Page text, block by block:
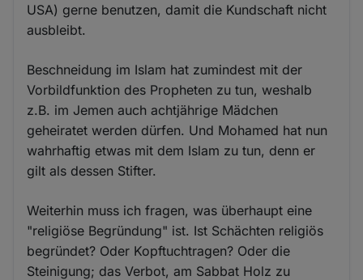
USA) gerne benutzen, damit die Kundschaft nicht
ausbleibt.
Beschneidung im Islam hat zumindest mit der
Vorbildfunktion des Propheten zu tun, weshalb
z.B. im Jemen auch achtjährige Mädchen
geheiratet werden dürfen. Und Mohamed hat nun
wahrhaftig etwas mit dem Islam zu tun, denn er
gilt als dessen Stifter.
Weiterhin muss ich fragen, was überhaupt eine
"religiöse Begründung" ist. Ist Schächten religiös
begründet? Oder Kopftuchtragen? Oder die
Steinigung; das Verbot, am Sabbat Holz zu